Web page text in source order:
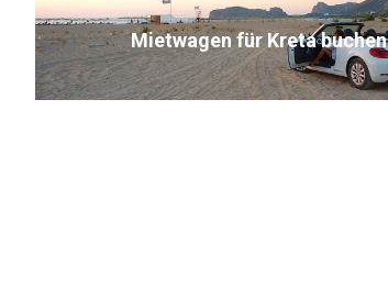
Mietwagen für Kreta buchen